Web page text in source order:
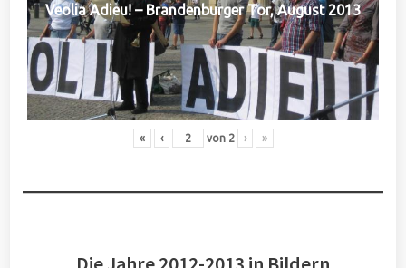
Veolia Adieu! – Brandenburger Tor, August 2013
« ‹ von 2 › »